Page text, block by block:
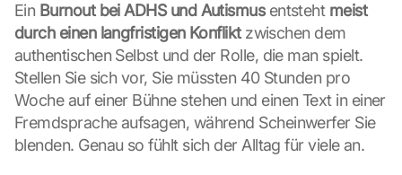
Ein Burnout bei ADHS und Autismus entsteht meist
durch einen langfristigen Konflikt zwischen dem
authentischen Selbst und der Rolle, die man spielt.
Stellen Sie sich vor, Sie müssten 40 Stunden pro
Woche auf einer Bühne stehen und einen Text in einer
Fremdsprache aufsagen, während Scheinwerfer Sie
blenden. Genau so fühlt sich der Alltag für viele an.